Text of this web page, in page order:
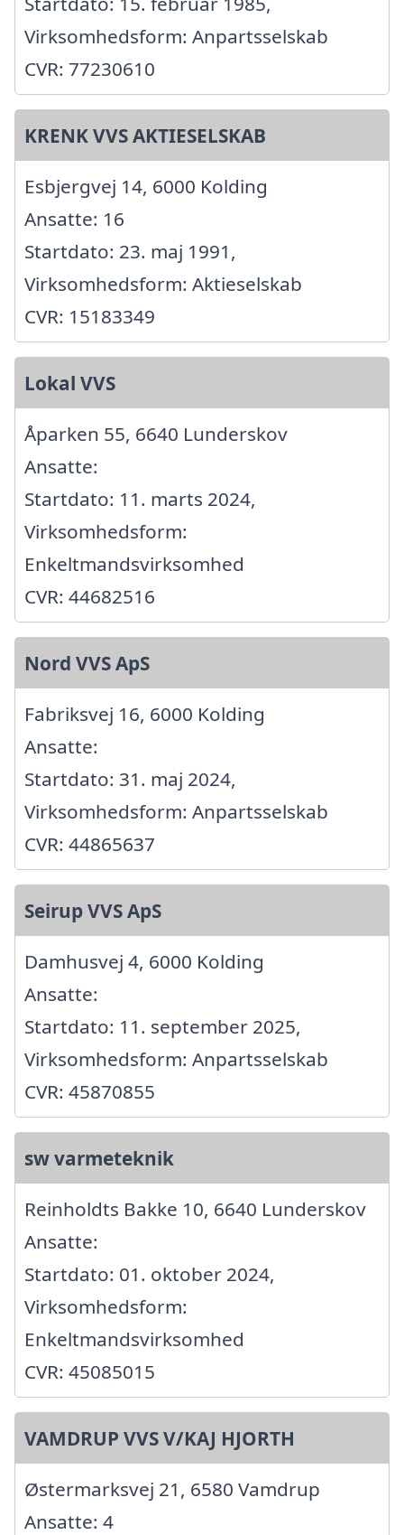
Virksomhedsform: Anpartsselskab
CVR: 77230610
KRENK VVS AKTIESELSKAB
Esbjergvej 14, 6000 Kolding
Ansatte: 16
Startdato: 23. maj 1991,
Virksomhedsform: Aktieselskab
CVR: 15183349
Lokal VVS
Åparken 55, 6640 Lunderskov
Ansatte:
Startdato: 11. marts 2024,
Virksomhedsform:
Enkeltmandsvirksomhed
CVR: 44682516
Nord VVS ApS
Fabriksvej 16, 6000 Kolding
Ansatte:
Startdato: 31. maj 2024,
Virksomhedsform: Anpartsselskab
CVR: 44865637
Seirup VVS ApS
Damhusvej 4, 6000 Kolding
Ansatte:
Startdato: 11. september 2025,
Virksomhedsform: Anpartsselskab
CVR: 45870855
sw varmeteknik
Reinholdts Bakke 10, 6640 Lunderskov
Ansatte:
Startdato: 01. oktober 2024,
Virksomhedsform:
Enkeltmandsvirksomhed
CVR: 45085015
VAMDRUP VVS V/KAJ HJORTH
Østermarksvej 21, 6580 Vamdrup
Ansatte: 4